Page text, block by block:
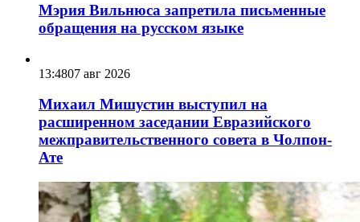
Мэрия Вильнюса запретила письменные
обращения на русском языке
13:4807 авг 2026
Михаил Мишустин выступил на
расширенном заседании Евразийского
межправительственного совета в Чолпон-
Ате